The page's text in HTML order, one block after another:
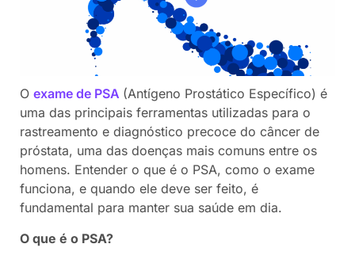
O exame de PSA (Antígeno Prostático Específico) é
uma das principais ferramentas utilizadas para o
rastreamento e diagnóstico precoce do câncer de
próstata, uma das doenças mais comuns entre os
homens. Entender o que é o PSA, como o exame
funciona, e quando ele deve ser feito, é
fundamental para manter sua saúde em dia.
O que é o PSA?